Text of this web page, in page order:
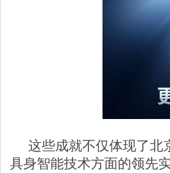
这些成就不仅体现了北
具身智能技术方面的领先